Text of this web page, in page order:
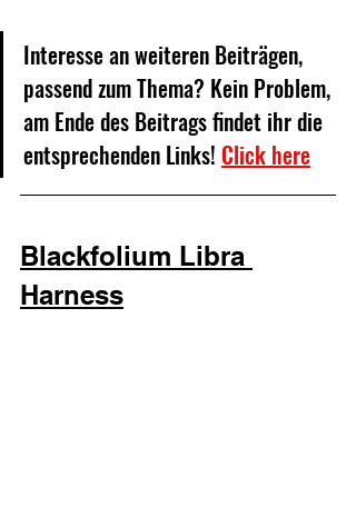
Interesse an weiteren Beiträgen,
passend zum Thema? Kein Problem,
am Ende des Beitrags findet ihr die
entsprechenden Links! Click here
Blackfolium Libra
Harness